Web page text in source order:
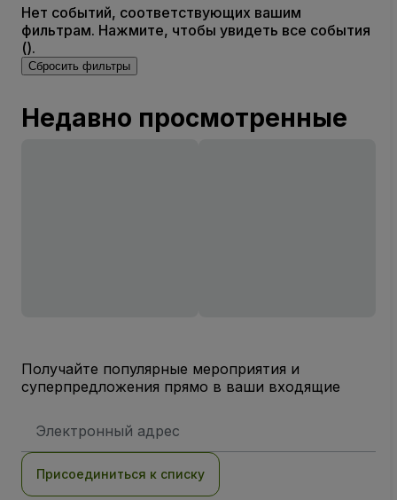
Нет событий, соответствующих вашим
фильтрам. Нажмите, чтобы увидеть все события
().
Сбросить фильтры
Недавно просмотренные
Получайте популярные мероприятия и
суперпредложения прямо в ваши входящие
электронной
Присоединиться к списку